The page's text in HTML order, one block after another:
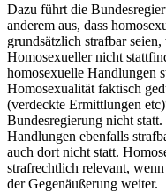
Dazu führt die
anderem aus, dass
grundsätzlich strafbar
Homosexueller nicht
homosexuelle Handlungen
Homosexualität faktisch
(verdeckte Ermittlungen
Bundesregierung nicht
Handlungen ebenfalls
auch dort nicht statt.
strafrechtlich relevant,
der Gegenäußerung weiter.